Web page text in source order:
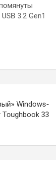
3.2 Gen1
Windows-
Toughbook 33